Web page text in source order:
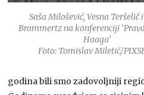
Saša Milošević, Vesna Teršelič
Brammertz na konferenciji
Haaga’
Foto: Tomislav Miletić/
godina bili smo zadovoljniji